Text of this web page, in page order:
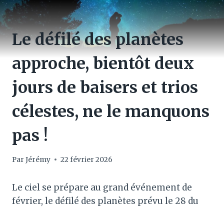
Le défilé des planètes
approche, bientôt deux
jours de baisers et trios
célestes, ne le manquons
pas !
Par Jérémy 22 février 2026
Le ciel se prépare au grand événement de
février, le défilé des planètes prévu le 28 du